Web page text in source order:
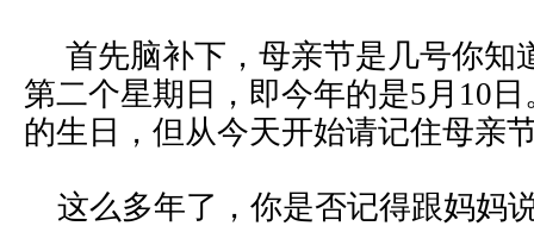
首先脑补下，母亲节是几号你知
第二个星期日，即今年的是5月10
的生日，但从今天开始请记住母亲
这么多年了，你是否记得跟妈妈